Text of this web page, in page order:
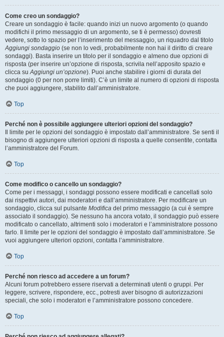
Come creo un sondaggio?
Creare un sondaggio è facile: quando inizi un nuovo argomento (o quando
modifichi il primo messaggio di un argomento, se ti è permesso) dovresti
vedere, sotto lo spazio per l’inserimento del messaggio, un riquadro dal titolo
Aggiungi sondaggio (se non lo vedi, probabilmente non hai il diritto di creare
sondaggi). Basta inserire un titolo per il sondaggio e almeno due opzioni di
risposta (per inserire un’opzione di risposta, scrivila nell’apposito spazio e
clicca suAggiungi un’opzione). Puoi anche stabilire i giorni di durata del
sondaggio (0 per non porre limiti). C’è un limite al numero di opzioni di risposta
che puoi aggiungere, stabilito dall’amministratore.
Top
Perché non è possibile aggiungere ulteriori opzioni del sondaggio?
Il limite per le opzioni del sondaggio è impostato dall’amministratore. Se senti il
bisogno di aggiungere ulteriori opzioni di risposta a quelle consentite, contatta
l’amministratore del Forum.
Top
Come modifico o cancello un sondaggio?
Come per i messaggi, i sondaggi possono essere modificati e cancellati solo
dai rispettivi autori, dai moderatori e dall’amministratore. Per modificare un
sondaggio, clicca sul pulsante Modifica del primo messaggio (a cui è sempre
associato il sondaggio). Se nessuno ha ancora votato, il sondaggio può essere
modificato o cancellato, altrimenti solo i moderatori e l’amministratore possono
farlo. Il limite per le opzioni del sondaggio è impostato dall’amministratore. Se
vuoi aggiungere ulteriori opzioni, contatta l’amministratore.
Top
Perché non riesco ad accedere a un forum?
Alcuni forum potrebbero essere riservati a determinati utenti o gruppi. Per
leggere, scrivere, rispondere, ecc., potresti aver bisogno di autorizzazioni
speciali, che solo i moderatori e l’amministratore possono concedere.
Top